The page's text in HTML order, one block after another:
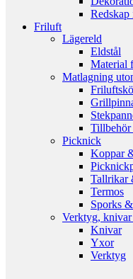
Redskap
Friluft
Lägereld
Eldstål
Material
Matlagning
Tillbehör
Picknick
Koppar
Tallrikar
Termos
Sporks
Verktyg,
Knivar
Yxor
Verktyg